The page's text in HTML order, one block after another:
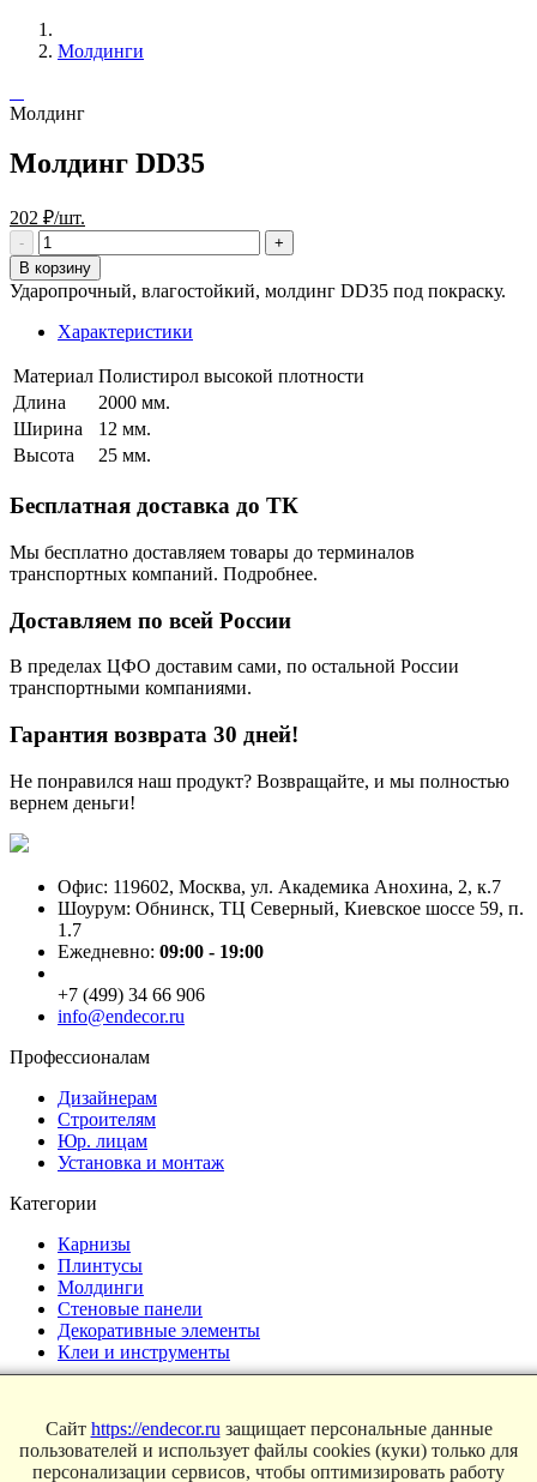
Молдинги
Молдинг
Молдинг DD35
202 ₽/шт.
В корзину
Ударопрочный, влагостойкий, молдинг DD35 под покраску.
Характеристики
Материал Полистирол высокой плотности
Длина
2000 мм.
Ширина
12 мм.
Высота
25 мм.
Бесплатная доставка до ТК
Мы бесплатно доставляем товары до терминалов
транспортных компаний. Подробнее.
Доставляем по всей России
В пределах ЦФО доставим сами, по остальной России
транспортными компаниями.
Гарантия возврата 30 дней!
Не понравился наш продукт? Возвращайте, и мы полностью
вернем деньги!
Офис: 119602, Москва, ул. Академика Анохина, 2, к.7
Шоурум: Обнинск, ТЦ Северный, Киевское шоссе 59, п.
1.7
Ежедневно: 09:00 - 19:00
+7 (499) 34 66 906
info@endecor.ru
Профессионалам
Дизайнерам
Строителям
Юр. лицам
Установка и монтаж
Категории
Карнизы
Плинтусы
Молдинги
Стеновые панели
Декоративные элементы
Клеи и инструменты
Интерьеры
Блог
Магазин
Сайт https://endecor.ru защищает персональные данные
пользователей и использует файлы cookies (куки) только для
персонализации сервисов, чтобы оптимизировать работу